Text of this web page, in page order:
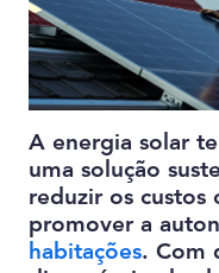
A energia solar
uma solução
reduzir os custos
promover a
habitações. Com